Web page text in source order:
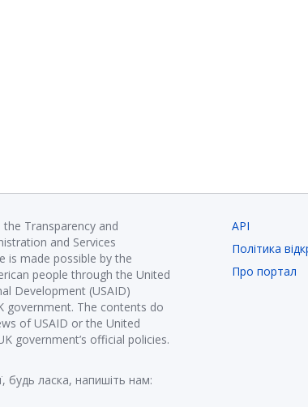
Transparency and
and Services
is made possible by the
people through the United
Development (USAID)
government. The contents do
of USAID or the United
government’s official policies.
будь ласка, напишіть нам:
API
Політика
Про портал